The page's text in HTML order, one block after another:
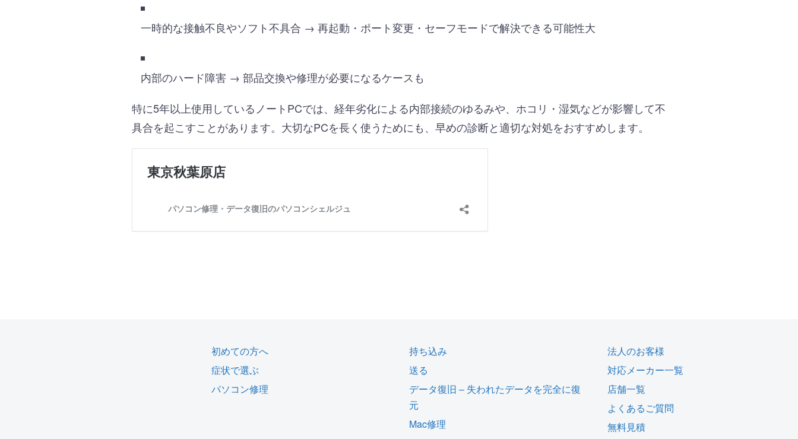
一時的な接触不良やソフト不具合 → 再起動・ポート変更・セーフモードで解決できる可能性大
内部のハード障害 → 部品交換や修理が必要になるケースも
特に5年以上使用しているノートPCでは、経年劣化による内部接続のゆるみや、ホコリ・湿気などが影響して不
具合を起こすことがあります。大切なPCを長く使うためにも、早めの診断と適切な対処をおすすめします。
初めての方へ
症状で選ぶ
パソコン修理
持ち込み
送る
データ復旧 – 失われたデータを完全に復
元
Mac修理
法人のお客様
対応メーカー一覧
店舗一覧
よくあるご質問
無料見積